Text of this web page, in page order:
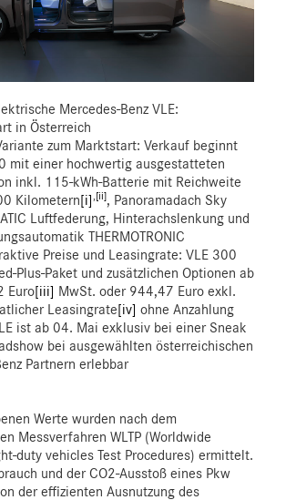
Mercedes-Benz VLE:
in Österreich
zum Marktstart: Verkauf beginnt
mit einer hochwertig ausgestatteten
inkl. 115-kWh-Batterie mit Reichweite
Kilometern[i] [ii], Panoramadach Sky
Luftfederung, Hinterachslenkung und
THERMOTRONIC
Preise und Leasingrate: VLE 300
Plus-Paket und zusätzlichen Optionen ab
Euro[iii] MwSt. oder 944,47 Euro exkl.
Leasingrate[iv] ohne Anzahlung
ist ab 04. Mai exklusiv bei einer Sneak
bei ausgewählten österreichischen
Partnern erlebbar
Werte wurden nach dem
Messverfahren WLTP (Worldwide
duty vehicles Test Procedures) ermittelt.
und der CO2-Ausstoß eines Pkw
der effizienten Ausnutzung des